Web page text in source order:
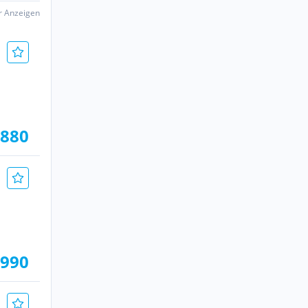
Anzeigen